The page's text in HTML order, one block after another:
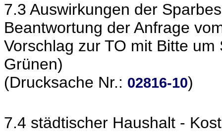
7.3 Auswirkungen der
Beantwortung der Anfrage
Vorschlag zur TO mit Bitte
Grünen)
(Drucksache Nr.: 02816-10)
7.4 städtischer Haushalt -